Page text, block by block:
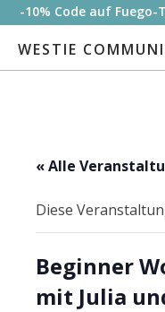
-10% Code auf Fuego-
WESTIE
« Alle
Diese
Beginner
mit Julia